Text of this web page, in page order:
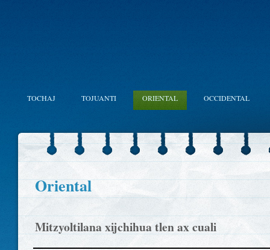
TOCHAJ TOJUANTI ORIENTAL OCCIDENTAL
Oriental
Mitzyoltilana xijchihua tlen ax cuali